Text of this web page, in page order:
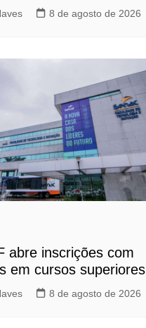
8 de agosto de 2026
abre inscrições com
em cursos superiores
8 de agosto de 2026